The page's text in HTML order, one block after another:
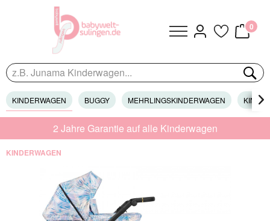
0
KINDERWAGEN BUGGY MEHRLINGSKINDERWAGEN 
2 Jahre Garantie auf alle Kinderwagen
KINDERWAGEN